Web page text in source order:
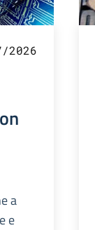
2026
a
e